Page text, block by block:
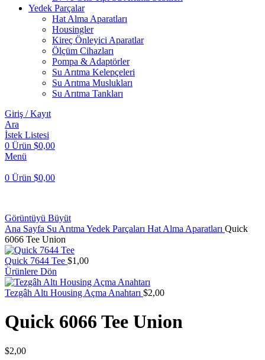
Yedek Parçalar
Hat Alma Aparatları
Housingler
Kireç Önleyici Aparatlar
Ölçüm Cihazları
Pompa & Adaptörler
Su Arıtma Kelepçeleri
Su Arıtma Muslukları
Su Arıtma Tankları
Giriş / Kayıt
Ara
İstek Listesi
0 Ürün $0,00
Menü
0 Ürün $0,00
Görüntüyü Büyüt
Ana Sayfa Su Arıtma Yedek Parçaları Hat Alma Aparatları Quick
6066 Tee Union
Quick 7644 Tee $1,00
Ürünlere Dön
Tezgâh Altı Housing Açma Anahtarı $2,00
Quick 6066 Tee Union
$2,00